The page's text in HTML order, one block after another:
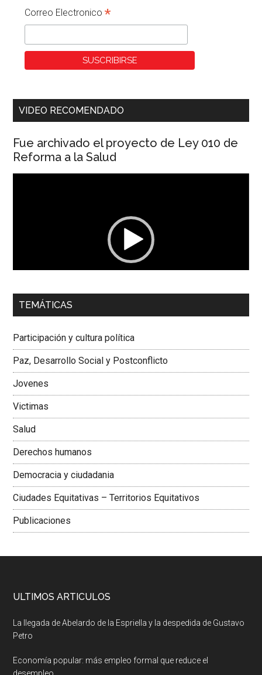
Correo Electronico*
VIDEO RECOMENDADO
Fue archivado el proyecto de Ley 010 de
Reforma a la Salud
00:00 01:04
Dra. Carolina Corcho Mejía,Presidenta Corporación
Colombiana
TEMÁTICAS
Participación y cultura política
Paz, Desarrollo Social y Postconflicto
Jovenes
Victimas
Salud
Derechos humanos
Democracia y ciudadania
Ciudades Equitativas – Territorios Equitativos
Publicaciones
ULTIMOS ARTICULOS
La llegada de Abelardo de la Espriella y la despedida de Gustavo
Petro
Economía popular: más empleo formal que reduce el